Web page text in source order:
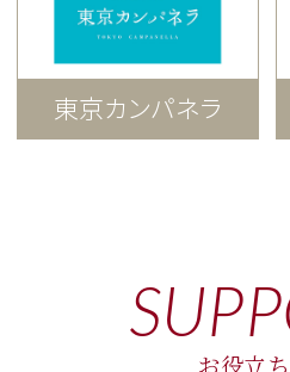
東京カンパネラ
鎌倉五郎本店
お役立